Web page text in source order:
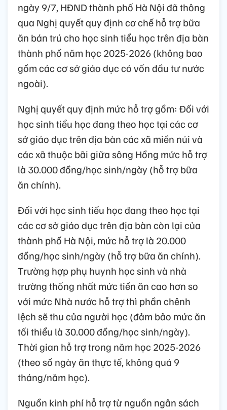
ngày 9/7, HĐND thành phố Hà Nội đã thông
qua Nghị quyết quy định cơ chế hỗ trợ bữa
ăn bán trú cho học sinh tiểu học trên địa bàn
thành phố năm học 2025-2026 (không bao
gồm các cơ sở giáo dục có vốn đầu tư nước
ngoài).
Nghị quyết quy định mức hỗ trợ gồm: Đối với
học sinh tiểu học đang theo học tại các cơ
sở giáo dục trên địa bàn các xã miền núi và
các xã thuộc bãi giữa sông Hồng mức hỗ trợ
là 30.000 đồng/học sinh/ngày (hỗ trợ bữa
ăn chính).
Đối với học sinh tiểu học đang theo học tại
các cơ sở giáo dục trên địa bàn còn lại của
thành phố Hà Nội, mức hỗ trợ là 20.000
đồng/học sinh/ngày (hỗ trợ bữa ăn chính).
Trường hợp phụ huynh học sinh và nhà
trường thống nhất mức tiền ăn cao hơn so
với mức Nhà nước hỗ trợ thì phần chênh
lệch sẽ thu của người học (đảm bảo mức ăn
tối thiểu là 30.000 đồng/học sinh/ngày).
Thời gian hỗ trợ trong năm học 2025-2026
(theo số ngày ăn thực tế, không quá 9
tháng/năm học).
Nguồn kinh phí hỗ trợ từ nguồn ngân sách